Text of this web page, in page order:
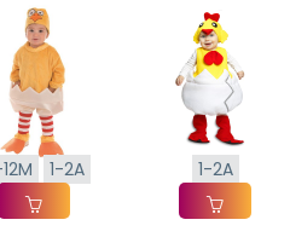
1-2A 1-2A